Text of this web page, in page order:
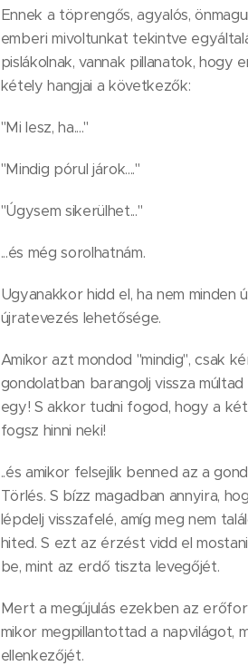
Ennek a töprengős, agyalós,
emberi mivoltunkat tekintve
pislákolnak, vannak pillanatok, hogy
kétely hangjai a következők:
"Mi lesz, ha...."
"Mindig pórul járok...."
"Úgysem sikerülhet..."
...és még sorolhatnám.
Ugyanakkor hidd el, ha nem minden
újratevezés lehetősége.
Amikor azt mondod "mindig", csak
gondolatban barangolj vissza
egy! S akkor tudni fogod, hogy a
fogsz hinni neki!
..és amikor felsejlik benned az a
Törlés. S bízz magadban annyira,
lépdelj visszafelé, amíg meg nem
hited. S ezt az érzést vidd el
be, mint az erdő tiszta levegőjét.
Mert a megújulás ezekben az
mikor megpillantottad a napvilágot,
ellenkezőjét.